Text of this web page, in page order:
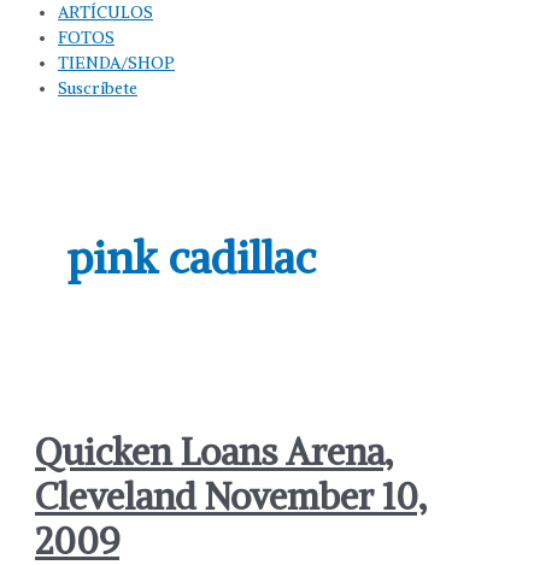
ARTÍCULOS
FOTOS
TIENDA/SHOP
Suscríbete
pink cadillac
Quicken Loans Arena,
Cleveland November 10,
2009